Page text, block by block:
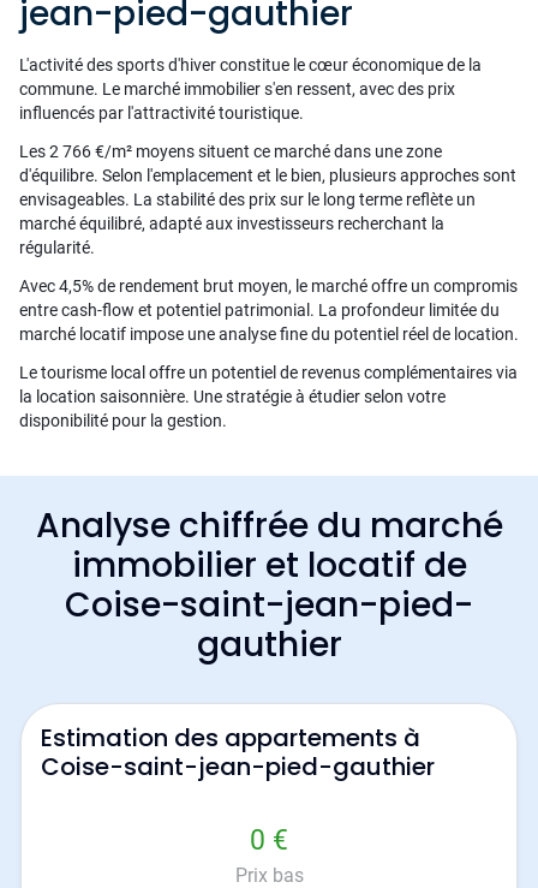
jean-pied-gauthier
L'activité des sports d'hiver constitue le cœur économique de la
commune. Le marché immobilier s'en ressent, avec des prix
influencés par l'attractivité touristique.
Les 2 766 €/m² moyens situent ce marché dans une zone
d'équilibre. Selon l'emplacement et le bien, plusieurs approches sont
envisageables. La stabilité des prix sur le long terme reflète un
marché équilibré, adapté aux investisseurs recherchant la
régularité.
Avec 4,5% de rendement brut moyen, le marché offre un compromis
entre cash-flow et potentiel patrimonial. La profondeur limitée du
marché locatif impose une analyse fine du potentiel réel de location.
Le tourisme local offre un potentiel de revenus complémentaires via
la location saisonnière. Une stratégie à étudier selon votre
disponibilité pour la gestion.
Analyse chiffrée du marché
immobilier et locatif de
Coise-saint-jean-pied-
gauthier
Estimation des appartements à
Coise-saint-jean-pied-gauthier
0 €
Prix bas